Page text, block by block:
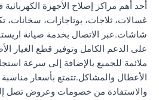
أحد أهم مراكز إصلاح الأجهزة
غسالات، ثلاجات، بوتاجازات، سخانات،
شاشات.عبر الاتصال بخدمة صيانة
ملائمة للجميع بالإضافة إلى سرعة
الأعطال والمشاكل.تتمتع بأسعار